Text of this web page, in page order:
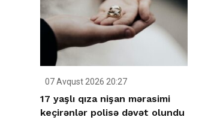
07 Avqust 2026 20:27
17 yaşlı qıza nişan mərasimi
keçirənlər polisə dəvət olundu